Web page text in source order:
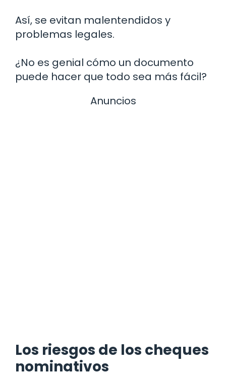
Así, se evitan malentendidos y
problemas legales.
¿No es genial cómo un documento
puede hacer que todo sea más fácil?
Anuncios
Los riesgos de los cheques
nominativos